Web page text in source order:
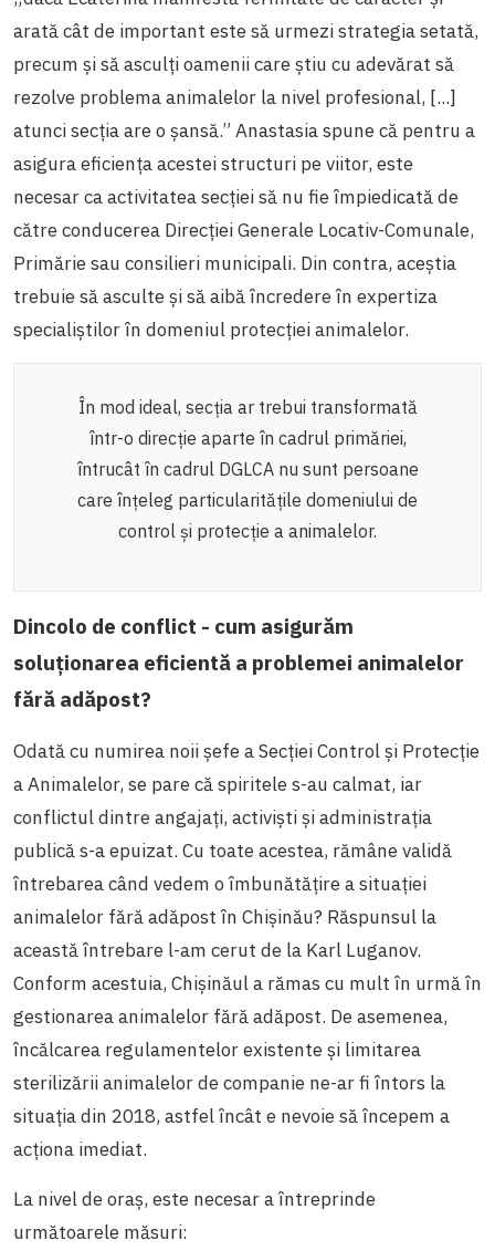
arată cât de important este să urmezi strategia setată,
precum și să asculți oamenii care știu cu adevărat să
rezolve problema animalelor la nivel profesional, [...]
atunci secția are o șansă.” Anastasia spune că pentru a
asigura eficiența acestei structuri pe viitor, este
necesar ca activitatea secției să nu fie împiedicată de
către conducerea Direcției Generale Locativ-Comunale,
Primărie sau consilieri municipali. Din contra, aceștia
trebuie să asculte și să aibă încredere în expertiza
specialiștilor în domeniul protecției animalelor.
În mod ideal, secția ar trebui transformată
într-o direcție aparte în cadrul primăriei,
întrucât în cadrul DGLCA nu sunt persoane
care înțeleg particularitățile domeniului de
control și protecție a animalelor.
Dincolo de conflict - cum asigurăm
soluționarea eficientă a problemei animalelor
fără adăpost?
Odată cu numirea noii șefe a Secției Control și Protecție
a Animalelor, se pare că spiritele s-au calmat, iar
conflictul dintre angajați, activiști și administrația
publică s-a epuizat. Cu toate acestea, rămâne validă
întrebarea când vedem o îmbunătățire a situației
animalelor fără adăpost în Chișinău? Răspunsul la
această întrebare l-am cerut de la Karl Luganov.
Conform acestuia, Chișinăul a rămas cu mult în urmă în
gestionarea animalelor fără adăpost. De asemenea,
încălcarea regulamentelor existente și limitarea
sterilizării animalelor de companie ne-ar fi întors la
situația din 2018, astfel încât e nevoie să începem a
acționa imediat.
La nivel de oraș, este necesar a întreprinde
următoarele măsuri: